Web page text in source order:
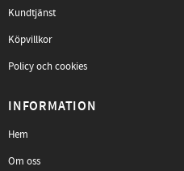
Kundtjänst
Köpvillkor
Policy och cookies
INFORMATION
Hem
Om oss